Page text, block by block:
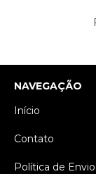
NAVEGAÇÃO
Início
Contato
Política de Envio